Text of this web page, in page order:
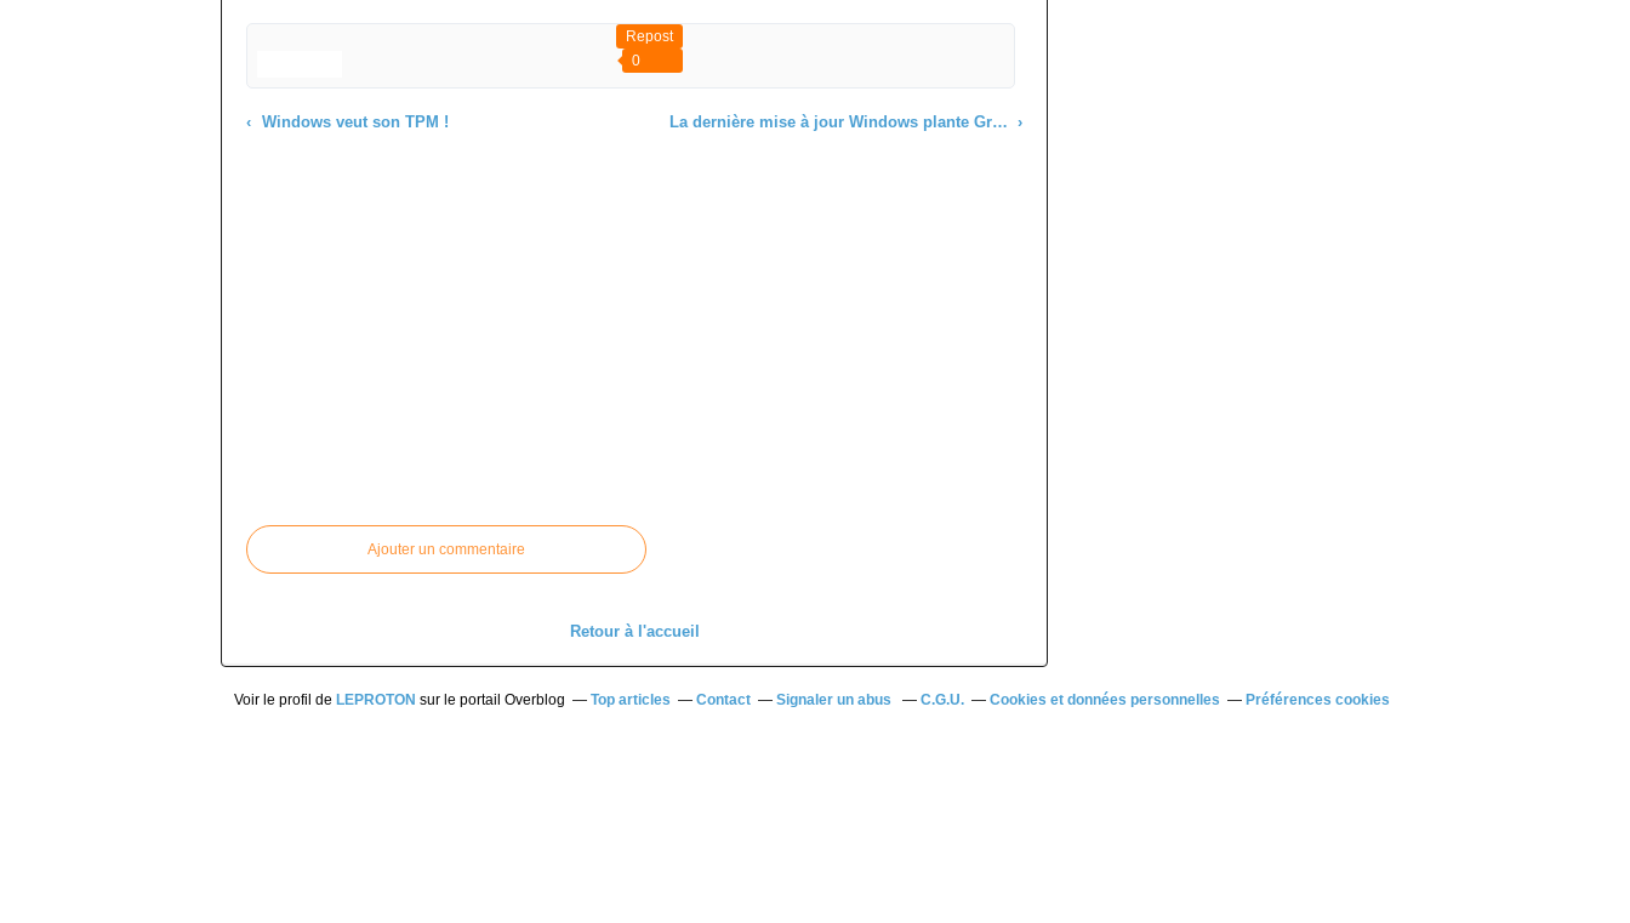
Repost
0
Windows veut son TPM ! ›
La dernière mise à jour Windows plante Grub... Ce n'est pas nouveau !
Ajouter un commentaire
Retour à l'accueil
Voir le profil de LEPROTON sur le portail Overblog Top articles Contact Signaler un abus C.G.U. Cookies et données personnelles Préférences cookies